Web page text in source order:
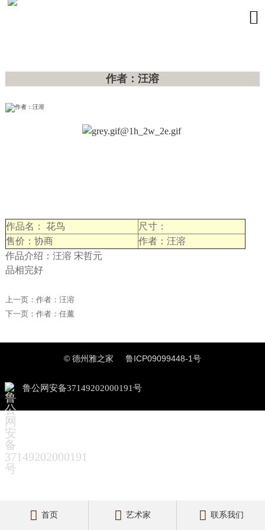

作者：汪溶
作品名： 花鸟
尺寸：
售价：协商
作者：汪溶
作品介绍：汪溶 宋哲元
品相完好
上一页： 作者：汪溶
下一页： 作者：任薰
© 德州雅之家 鲁ICP09099448-1号
鲁公网安备37149202000191号
 首页  艺术家  联系我们